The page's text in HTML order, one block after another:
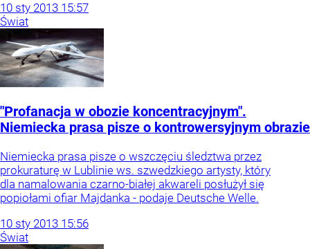
10 sty 2013 15:57
Świat
"Profanacja w obozie koncentracyjnym".
Niemiecka prasa pisze o kontrowersyjnym obrazie
Niemiecka prasa pisze o wszczęciu śledztwa przez
prokuraturę w Lublinie ws. szwedzkiego artysty, który
dla namalowania czarno-białej akwareli posłużył się
popiołami ofiar Majdanka - podaje Deutsche Welle.
10 sty 2013 15:56
Świat